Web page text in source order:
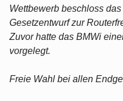
Wettbewerb beschloss
Gesetzentwurf zur
Zuvor hatte das BMWi
vorgelegt.
Freie Wahl bei allen